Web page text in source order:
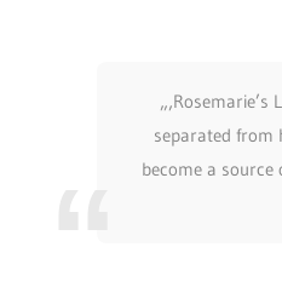
separated from
become a